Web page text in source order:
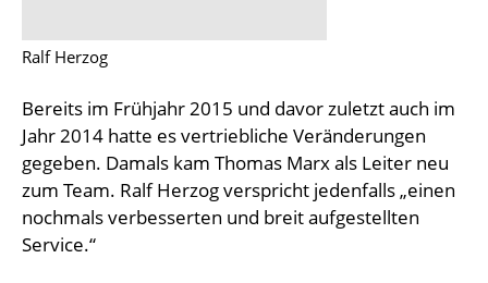
Ralf Herzog
Bereits im Frühjahr 2015 und davor zuletzt auch im
Jahr 2014 hatte es vertriebliche Veränderungen
gegeben. Damals kam Thomas Marx als Leiter neu
zum Team. Ralf Herzog verspricht jedenfalls „einen
nochmals verbesserten und breit aufgestellten
Service.“